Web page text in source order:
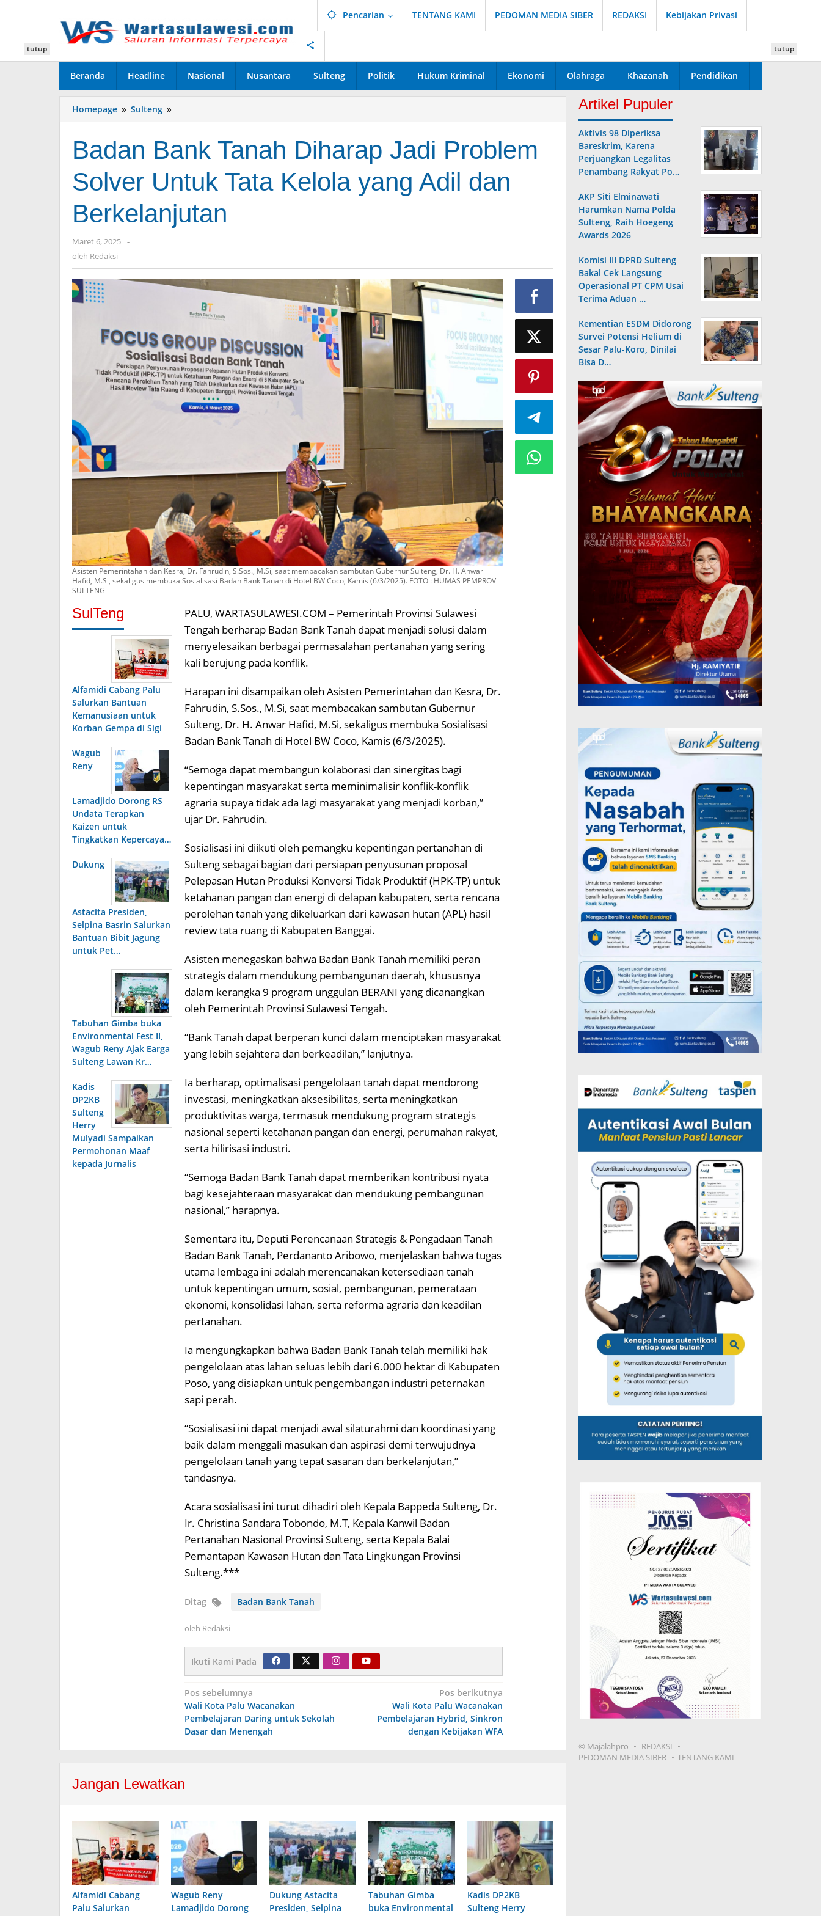
Pencarian TENTANG KAMI PEDOMAN MEDIA SIBER REDAKSI Kebijakan Privasi
Beranda Headline Nasional Nusantara Sulteng Politik Hukum Kriminal Ekonomi Olahraga Khazanah Pendidikan
tutup tutup
Homepage » Sulteng »
Bank
Diharap
Jadi
Problem
Solver
Tata
Kelola
Berkelanjutan
Badan Bank Tanah Diharap Jadi Problem
Solver Untuk Tata Kelola yang Adil dan
Berkelanjutan
Maret 6, 2025 oleh
-
oleh Redaksi
Asisten Pemerintahan dan Kesra, Dr. Fahrudin, S.Sos., M.Si, saat membacakan sambutan Gubernur Sulteng, Dr. H. Anwar
Hafid, M.Si, sekaligus membuka Sosialisasi Badan Bank Tanah di Hotel BW Coco, Kamis (6/3/2025). FOTO : HUMAS PEMPROV
SULTENG
SulTeng
Alfamidi Cabang Palu
Salurkan Bantuan
Kemanusiaan untuk
Korban Gempa di Sigi
Wagub
Reny
Lamadjido Dorong RS
Undata Terapkan
Kaizen untuk
Tingkatkan Kepercaya…
Dukung
Astacita Presiden,
Selpina Basrin Salurkan
Bantuan Bibit Jagung
untuk Pet…
Tabuhan Gimba buka
Environmental Fest II,
Wagub Reny Ajak Earga
Sulteng Lawan Kr…
Kadis
DP2KB
Sulteng
Herry
Mulyadi Sampaikan
Permohonan Maaf
kepada Jurnalis
PALU, WARTASULAWESI.COM – Pemerintah Provinsi Sulawesi
Tengah berharap Badan Bank Tanah dapat menjadi solusi dalam
menyelesaikan berbagai permasalahan pertanahan yang sering
kali berujung pada konflik.
Harapan ini disampaikan oleh Asisten Pemerintahan dan Kesra, Dr.
Fahrudin, S.Sos., M.Si, saat membacakan sambutan Gubernur
Sulteng, Dr. H. Anwar Hafid, M.Si, sekaligus membuka Sosialisasi
Badan Bank Tanah di Hotel BW Coco, Kamis (6/3/2025).
“Semoga dapat membangun kolaborasi dan sinergitas bagi
kepentingan masyarakat serta meminimalisir konflik-konflik
agraria supaya tidak ada lagi masyarakat yang menjadi korban,”
ujar Dr. Fahrudin.
Sosialisasi ini diikuti oleh pemangku kepentingan pertanahan di
Sulteng sebagai bagian dari persiapan penyusunan proposal
Pelepasan Hutan Produksi Konversi Tidak Produktif (HPK-TP) untuk
ketahanan pangan dan energi di delapan kabupaten, serta rencana
perolehan tanah yang dikeluarkan dari kawasan hutan (APL) hasil
review tata ruang di Kabupaten Banggai.
Asisten menegaskan bahwa Badan Bank Tanah memiliki peran
strategis dalam mendukung pembangunan daerah, khususnya
dalam kerangka 9 program unggulan BERANI yang dicanangkan
oleh Pemerintah Provinsi Sulawesi Tengah.
“Bank Tanah dapat berperan kunci dalam menciptakan masyarakat
yang lebih sejahtera dan berkeadilan,” lanjutnya.
Ia berharap, optimalisasi pengelolaan tanah dapat mendorong
investasi, meningkatkan aksesibilitas, serta meningkatkan
produktivitas warga, termasuk mendukung program strategis
nasional seperti ketahanan pangan dan energi, perumahan rakyat,
serta hilirisasi industri.
“Semoga Badan Bank Tanah dapat memberikan kontribusi nyata
bagi kesejahteraan masyarakat dan mendukung pembangunan
nasional,” harapnya.
Sementara itu, Deputi Perencanaan Strategis & Pengadaan Tanah
Badan Bank Tanah, Perdananto Aribowo, menjelaskan bahwa tugas
utama lembaga ini adalah merencanakan ketersediaan tanah
untuk kepentingan umum, sosial, pembangunan, pemerataan
ekonomi, konsolidasi lahan, serta reforma agraria dan keadilan
pertanahan.
Ia mengungkapkan bahwa Badan Bank Tanah telah memiliki hak
pengelolaan atas lahan seluas lebih dari 6.000 hektar di Kabupaten
Poso, yang disiapkan untuk pengembangan industri peternakan
sapi perah.
“Sosialisasi ini dapat menjadi awal silaturahmi dan koordinasi yang
baik dalam menggali masukan dan aspirasi demi terwujudnya
pengelolaan tanah yang tepat sasaran dan berkelanjutan,”
tandasnya.
Acara sosialisasi ini turut dihadiri oleh Kepala Bappeda Sulteng, Dr.
Ir. Christina Sandara Tobondo, M.T, Kepala Kanwil Badan
Pertanahan Nasional Provinsi Sulteng, serta Kepala Balai
Pemantapan Kawasan Hutan dan Tata Lingkungan Provinsi
Sulteng.***
Ditag Badan Bank Tanah
oleh Redaksi
Ikuti Kami Pada
Navigasi
pos
Pos sebelumnya
Wali Kota Palu Wacanakan
Pembelajaran Daring untuk Sekolah
Dasar dan Menengah
Pos berikutnya
Wali Kota Palu Wacanakan
Pembelajaran Hybrid, Sinkron
dengan Kebijakan WFA
Jangan Lewatkan
Alfamidi Cabang
Palu Salurkan
Wagub Reny
Lamadjido Dorong
Dukung Astacita
Presiden, Selpina
Tabuhan Gimba
buka Environmental
Kadis DP2KB
Sulteng Herry
Artikel Pupuler
Aktivis 98 Diperiksa
Bareskrim, Karena
Perjuangkan Legalitas
Penambang Rakyat Po…
AKP Siti Elminawati
Harumkan Nama Polda
Sulteng, Raih Hoegeng
Awards 2026
Komisi III DPRD Sulteng
Bakal Cek Langsung
Operasional PT CPM Usai
Terima Aduan …
Kementian ESDM Didorong
Survei Potensi Helium di
Sesar Palu-Koro, Dinilai
Bisa D…
© Majalahpro
REDAKSI
PEDOMAN MEDIA SIBER
TENTANG KAMI